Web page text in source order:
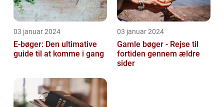
03 januar 2024
E-bøger: Den ultimative
guide til at komme i gang
03 januar 2024
Gamle bøger - Rejse til
fortiden gennem ældre
sider